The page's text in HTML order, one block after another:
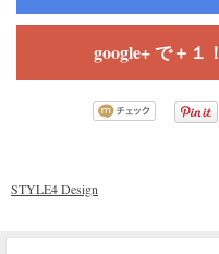
google+ で＋１！
STYLE4 Design